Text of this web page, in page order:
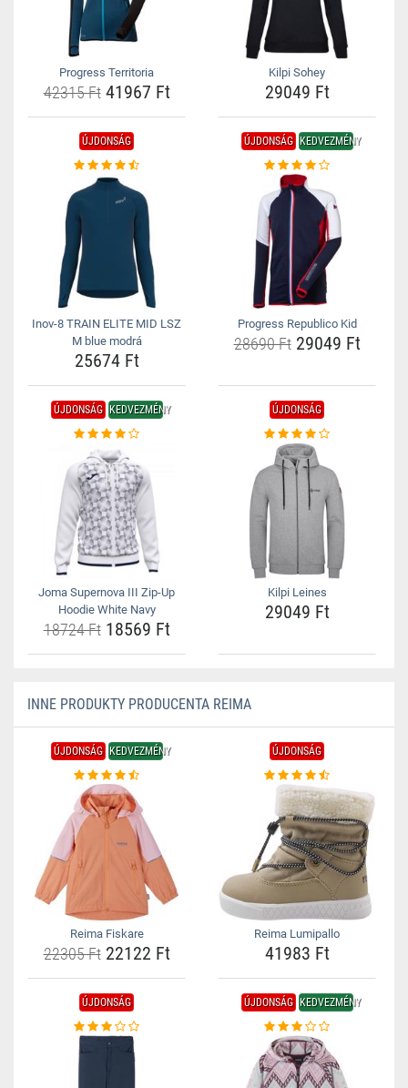
Progress Territoria
42315 Ft41967 Ft
Kilpi Sohey
29049 Ft
ÚJDONSÁG
Inov-8 TRAIN ELITE MID LSZ
M blue modrá
25674 Ft
ÚJDONSÁG KEDVEZMÉNY
Progress Republico Kid
28690 Ft29049 Ft
ÚJDONSÁG KEDVEZMÉNY
Joma Supernova III Zip-Up
Hoodie White Navy
18724 Ft18569 Ft
ÚJDONSÁG
Kilpi Leines
29049 Ft
INNE PRODUKTY PRODUCENTA REIMA
ÚJDONSÁG KEDVEZMÉNY
Reima Fiskare
22305 Ft22122 Ft
ÚJDONSÁG
Reima Lumipallo
41983 Ft
ÚJDONSÁG ÚJDONSÁG KEDVEZMÉNY